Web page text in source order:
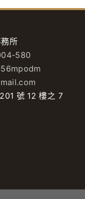
所
580
號 12 樓之 7